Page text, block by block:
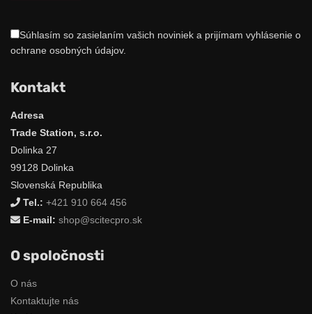
Súhlasím so zasielaním vašich noviniek a prijímam vyhlásenie o
ochrane osobných údajov.
Kontakt
Adresa
Trade Station, s.r.o.
Dolinka 27
99128 Dolinka
Slovenská Republika
Tel.: +421 910 664 456
E-mail: shop@scitecpro.sk
O spoločnosti
O nás
Kontaktujte nás